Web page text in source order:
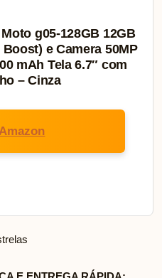
g05-128GB 12GB
e Camera 50MP
mAh Tela 6.7″ com
– Cinza